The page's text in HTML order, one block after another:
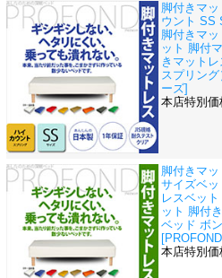
脚付きマ
ウント SS
脚付きマ
ット 脚付
きマット
スプリン
ーズ]
本店特別価
脚付きマ
サイズベ
レスベッ
ット 脚付
ベッド ボ
本店特別価